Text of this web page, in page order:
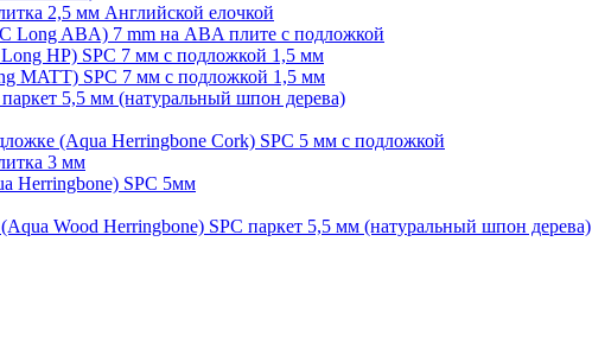
2,5 мм Английской елочкой
ABA) 7 mm на ABA плите с подложкой
HP) SPC 7 мм с подложкой 1,5 мм
MATT) SPC 7 мм с подложкой 1,5 мм
5,5 мм (натуральный шпон дерева)
(Aqua Herringbone Cork) SPC 5 мм с подложкой
3 мм
Herringbone) SPC 5мм
Wood Herringbone) SPC паркет 5,5 мм (натуральный шпон дерева)